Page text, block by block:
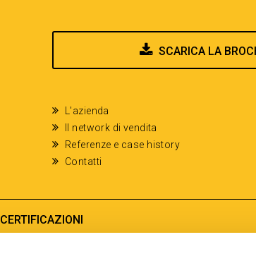
SCARICA LA
L'azienda
Il network di vendita
Referenze e case history
Contatti
CERTIFICAZIONI